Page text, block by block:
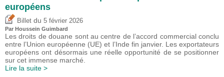
européens
Billet du 5 février 2026
Par Houssein Guimbard
Les droits de douane sont au centre de l’accord commercial conclu
entre l’Union européenne (UE) et l’Inde fin janvier. Les exportateurs
européens ont désormais une réelle opportunité de se positionner
sur cet immense marché.
Lire la suite >